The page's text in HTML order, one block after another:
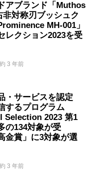
アブランド「Muthos
対称刃ブッシュク
MH-001」
レクション2023を受
約 3 年前
・サービスを認定
するプログラム
Selection 2023 第1
の134対象が受
金賞」に3対象が選
約 3 年前